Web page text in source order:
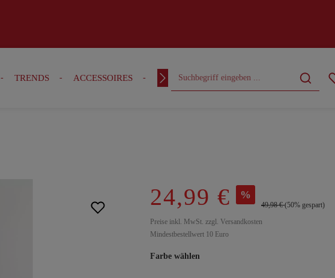
TRENDS ACCESSOIRES OUTFITS CURVY
24,99 € %
49,98 €(50% gespart)
Preise inkl. MwSt. zzgl. Versandkosten
Mindestbestellwert 10 Euro
Farbe wählen